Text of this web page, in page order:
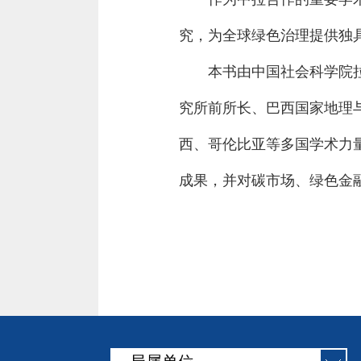
究，为全球绿色治理提供独
本书由中国社会科学院
究所前所长、巴西国家地理
西、哥伦比亚等多国学术力
成果，并对碳市场、绿色金